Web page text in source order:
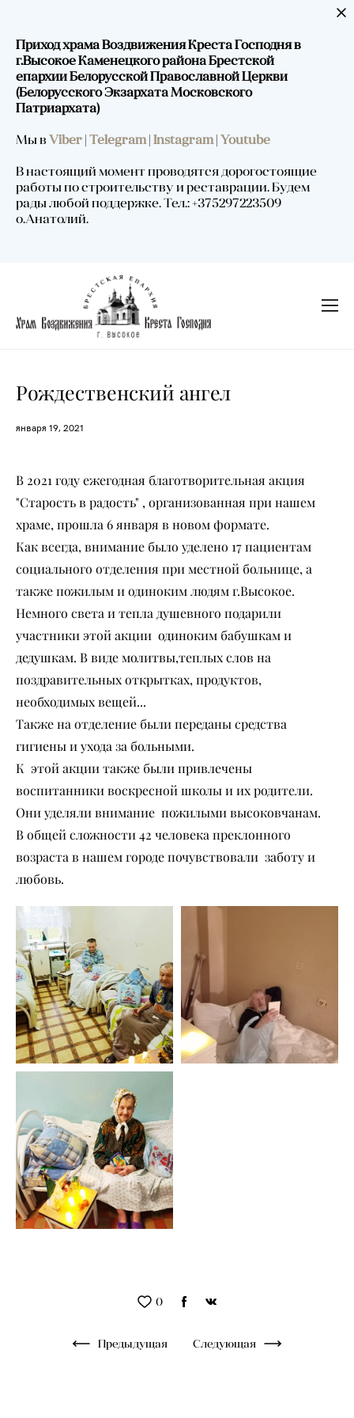
Приход храма Воздвижения Креста Господня в
г.Высокое Каменецкого района Брестской
епархии Белорусской Православной Церкви
(Белорусского Экзархата Московского
Патриархата)
Мы в Viber | Telegram| Instagram| Youtube
В настоящий момент проводятся дорогостоящие
работы по строительству и реставрации. Будем
рады любой поддержке. Тел.: +375297223509
о.Анатолий.
Рождественский ангел
января 19, 2021
В 2021 году ежегодная благотворительная акция
"Старость в радость" , организованная при нашем
храме, прошла 6 января в новом формате.
Как всегда, внимание было уделено 17 пациентам
социального отделения при местной больнице, а
также пожилым и одиноким людям г.Высокое.
Немного света и тепла душевного подарили
участники этой акции одиноким бабушкам и
дедушкам. В виде молитвы,теплых слов на
поздравительных открытках, продуктов,
необходимых вещей...
Также на отделение были переданы средства
гигиены и ухода за больными.
К этой акции также были привлечены
воспитанники воскресной школы и их родители.
Они уделяли внимание пожилыми высоковчанам.
В общей сложности 42 человека преклонного
возраста в нашем городе почувствовали заботу и
любовь.
0
Предыдущая Следующая